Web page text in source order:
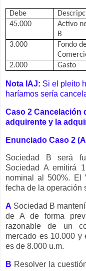
Debe
45.000
Activo
B
3.000
Fondo
2.000
Gasto
Nota IAJ: Si el pleito
haríamos sería
Caso 2Cancelación
adquirente y la
Enunciado Caso 2
Sociedad B será
Sociedad A emitirá
nominal al 500%.
fecha de la operación
A Sociedad B
de A de forma
razonable de un
mercado es 10.000 y
es de 8.000 u.m.
B Resolver la